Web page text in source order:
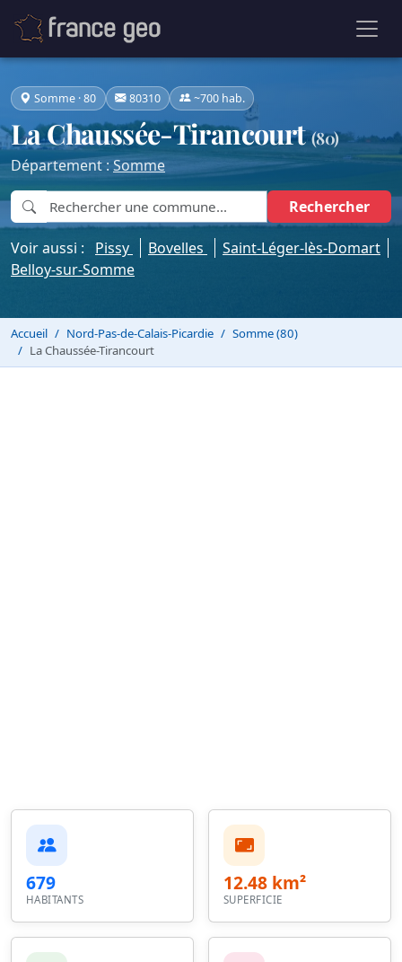
Somme · 80 80310 ~700 hab.
La Chaussée-Tirancourt(80)
Département : Somme
Rechercher
Voir aussi : Pissy Bovelles
Saint-Léger-lès-Domart
Belloy-sur-Somme
Accueil Nord-Pas-de-Calais-Picardie
Somme (80)
La Chaussée-Tirancourt
679
HABITANTS
12.48 km²
SUPERFICIE